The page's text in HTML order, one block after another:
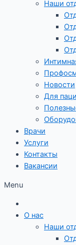
Наши
Новости
Для
Врачи
Услуги
Контакты
Вакансии
Menu
О нас
Наши